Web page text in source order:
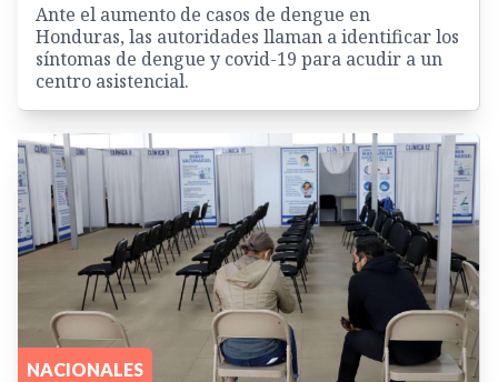
Ante el aumento de casos de dengue en
Honduras, las autoridades llaman a identificar los
síntomas de dengue y covid-19 para acudir a un
centro asistencial.
NACIONALES